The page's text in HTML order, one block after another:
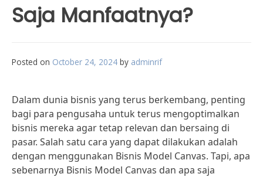
Saja Manfaatnya?
Posted on October 24, 2024 by adminrif
Dalam dunia bisnis yang terus berkembang, penting
bagi para pengusaha untuk terus mengoptimalkan
bisnis mereka agar tetap relevan dan bersaing di
pasar. Salah satu cara yang dapat dilakukan adalah
dengan menggunakan Bisnis Model Canvas. Tapi, apa
sebenarnya Bisnis Model Canvas dan apa saja